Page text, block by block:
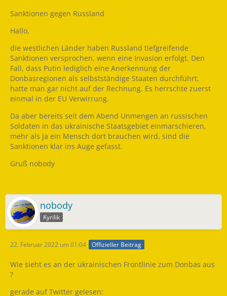
Sanktionen gegen Russland
Hallo,
die westlichen Länder haben Russland tiefgreifende
Sanktionen versprochen, wenn eine Invasion erfolgt. Den
Fall, dass Putin lediglich eine Anerkennung der
Donbasregionen als selbstständige Staaten durchführt,
hatte man gar nicht auf der Rechnung. Es herrschte zuerst
einmal in der EU Verwirrung.
Da aber bereits seit dem Abend Unmengen an russischen
Soldaten in das ukrainische Staatsgebiet einmarschieren,
mehr als ja ein Mensch dort brauchen wird, sind die
Sanktionen klar ins Auge gefasst.
Gruß nobody
nobody
Kyrilik
22. Februar 2022 um 01:04 Offizieller Beitrag
Wie sieht es an der ukrainischen Frontlinie zum Donbas aus
?
gerade auf Twitter gelesen: